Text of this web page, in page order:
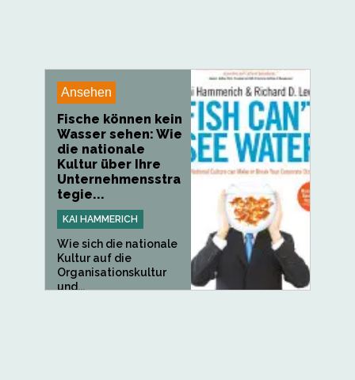
Ansehen
Fische können kein
Wasser sehen: Wie
die nationale
Kultur über Ihre
Unternehmensstra
tegie...
KAI HAMMERICH
Wie sich die nationale
Kultur auf die
Organisationskultur
und...